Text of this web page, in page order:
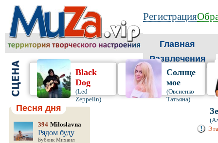
Регистрация
Главная
Развлечения
Black
Dog
(Led
Zeppelin)
Солнце
мое
(Овсиенко
Татьяна)
Песня дня
394 Miloslavna
Рядом буду
Бублик Михаил